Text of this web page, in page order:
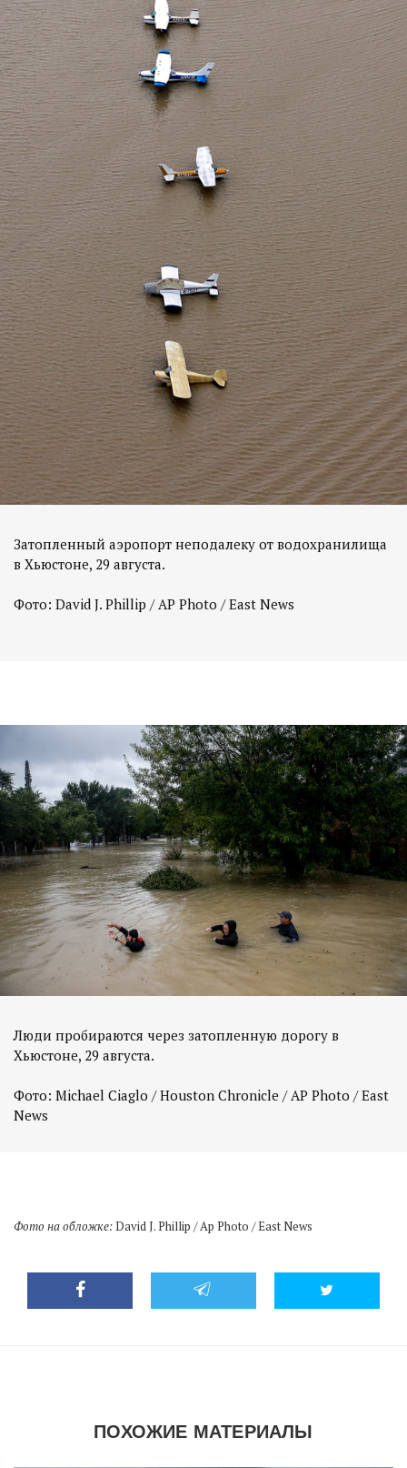
Затопленный аэропорт неподалеку от водохранилища
в Хьюстоне, 29 августа.
Фото: David J. Phillip / AP Photo / East News
Люди пробираются через затопленную дорогу в
Хьюстоне, 29 августа.
Фото: Michael Ciaglo / Houston Chronicle / AP Photo / East
News
Фото на обложке:David J. Phillip / Ap Photo / East News
ПОХОЖИЕ МАТЕРИАЛЫ